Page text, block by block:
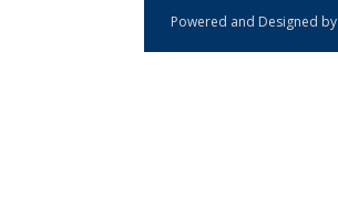
Powered and Designed by